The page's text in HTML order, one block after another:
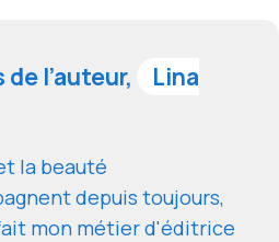
de l’auteur,
Lina
la beauté
depuis toujours,
mon métier d'éditrice